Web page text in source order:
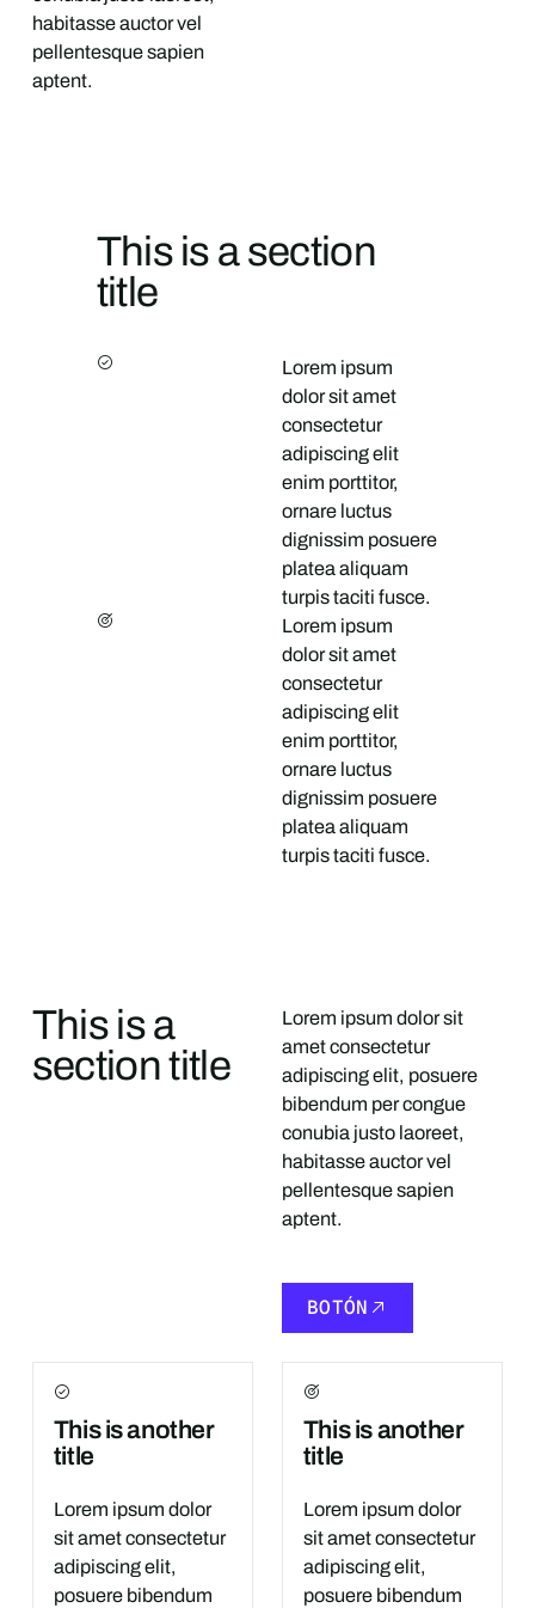
habitasse auctor vel
pellentesque sapien
aptent.
This is a section
title
Lorem ipsum
dolor sit amet
consectetur
adipiscing elit
enim porttitor,
ornare luctus
dignissim posuere
platea aliquam
turpis taciti fusce.
Lorem ipsum
dolor sit amet
consectetur
adipiscing elit
enim porttitor,
ornare luctus
dignissim posuere
platea aliquam
turpis taciti fusce.
This is a
section title
Lorem ipsum dolor sit
amet consectetur
adipiscing elit, posuere
bibendum per congue
conubia justo laoreet,
habitasse auctor vel
pellentesque sapien
aptent.
BOTÓN
This is another
title
Lorem ipsum dolor
sit amet consectetur
adipiscing elit,
posuere bibendum
This is another
title
Lorem ipsum dolor
sit amet consectetur
adipiscing elit,
posuere bibendum